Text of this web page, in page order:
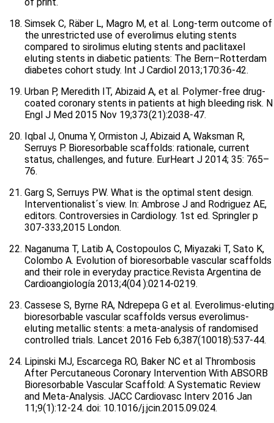
Simsek C, Räber L, Magro M, et al. Long-term outcome of
the unrestricted use of everolimus eluting stents
compared to sirolimus eluting stents and paclitaxel
eluting stents in diabetic patients: The Bern–Rotterdam
diabetes cohort study. Int J Cardiol 2013;170:36-42.
Urban P, Meredith IT, Abizaid A, et al. Polymer-free drug-
coated coronary stents in patients at high bleeding risk. N
Engl J Med 2015 Nov 19;373(21):2038-47.
Iqbal J, Onuma Y, Ormiston J, Abizaid A, Waksman R,
Serruys P. Bioresorbable scaffolds: rationale, current
status, challenges, and future. EurHeart J 2014; 35: 765–
76.
Garg S, Serruys PW. What is the optimal stent design.
Interventionalist´s view. In: Ambrose J and Rodriguez AE,
editors. Controversies in Cardiology. 1st ed. Springler p
307-333,2015 London.
Naganuma T, Latib A, Costopoulos C, Miyazaki T, Sato K,
Colombo A. Evolution of bioresorbable vascular scaffolds
and their role in everyday practice.Revista Argentina de
Cardioangiología 2013;4(04 ):0214-0219.
Cassese S, Byrne RA, Ndrepepa G et al. Everolimus-eluting
bioresorbable vascular scaffolds versus everolimus-
eluting metallic stents: a meta-analysis of randomised
controlled trials. Lancet 2016 Feb 6;387(10018):537-44.
Lipinski MJ, Escarcega RO, Baker NC et al Thrombosis
After Percutaneous Coronary Intervention With ABSORB
Bioresorbable Vascular Scaffold: A Systematic Review
and Meta-Analysis. JACC Cardiovasc Interv 2016 Jan
11;9(1):12-24. doi: 10.1016/j.jcin.2015.09.024.